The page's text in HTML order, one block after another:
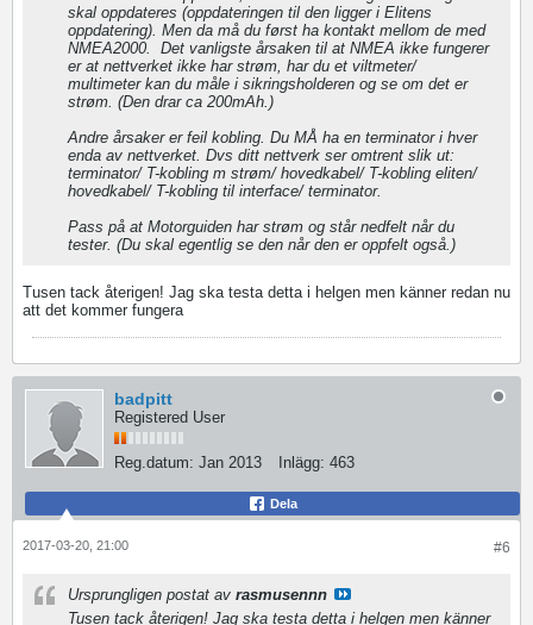
skal oppdateres (oppdateringen til den ligger i Elitens
oppdatering). Men da må du først ha kontakt mellom de med
NMEA2000.
Det vanligste årsaken til at NMEA ikke fungerer
er at nettverket ikke har strøm, har du et viltmeter/
multimeter kan du måle i sikringsholderen og se om det er
strøm. (Den drar ca 200mAh.)
Andre årsaker er feil kobling. Du MÅ ha en terminator i hver
enda av nettverket. Dvs ditt nettverk ser omtrent slik ut:
terminator/ T-kobling m strøm/ hovedkabel/ T-kobling eliten/
hovedkabel/ T-kobling til interface/ terminator.
Pass på at Motorguiden har strøm og står nedfelt når du
tester. (Du skal egentlig se den når den er oppfelt også.)
Tusen tack återigen! Jag ska testa detta i helgen men känner redan nu
att det kommer fungera
badpitt
Registered User
Reg.datum: Jan 2013 Inlägg: 463
Dela
#6
2017-03-20, 21:00
Ursprungligen postat av rasmusennn
Tusen tack återigen! Jag ska testa detta i helgen men känner